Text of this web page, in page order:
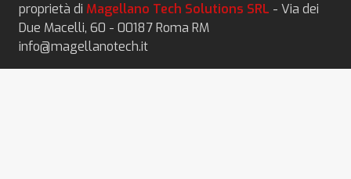
proprietà di Magellano Tech Solutions SRL - Via dei
Due Macelli, 60 - 00187 Roma RM
info@magellanotech.it